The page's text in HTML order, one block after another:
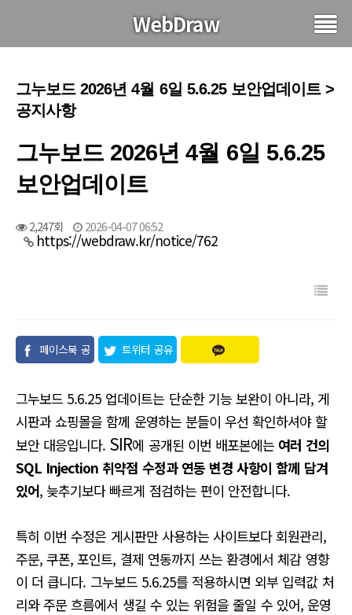
WebDraw
그누보드 2026년 4월 6일 5.6.25 보안업데이트 >
공지사항
그누보드 2026년 4월 6일 5.6.25
보안업데이트
2,247회 2026-04-07 06:52
https://webdraw.kr/notice/762
페이스북 공
트위터 공유
그누보드 5.6.25 업데이트는 단순한 기능 보완이 아니라, 게
시판과 쇼핑몰을 함께 운영하는 분들이 우선 확인하셔야 할
보안 대응입니다. SIR에 공개된 이번 배포본에는 여러 건의
SQL Injection 취약점 수정과 연동 변경 사항이 함께 담겨
있어, 늦추기보다 빠르게 점검하는 편이 안전합니다.
특히 이번 수정은 게시판만 사용하는 사이트보다 회원관리,
주문, 쿠폰, 포인트, 결제 연동까지 쓰는 환경에서 체감 영향
이 더 큽니다. 그누보드 5.6.25를 적용하시면 외부 입력값 처
리와 주문 흐름에서 생길 수 있는 위험을 줄일 수 있어, 운영